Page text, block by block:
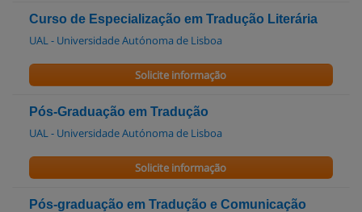
Curso de Especialização em Tradução Literária
UAL - Universidade Autónoma de Lisboa
Solicite informação
Pós-Graduação em Tradução
UAL - Universidade Autónoma de Lisboa
Solicite informação
Pós-graduação em Tradução e Comunicação